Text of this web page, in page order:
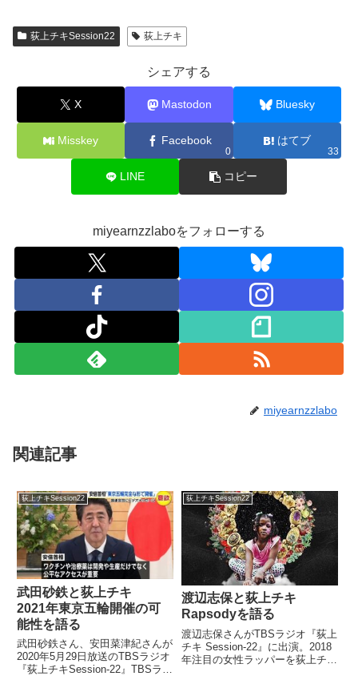
荻上チキSession22 荻上チキ
シェアする
X Mastodon Bluesky
Misskey Facebook
0
はてブ
33
LINE コピー
miyearnzzlaboをフォローする
miyearnzzlabo
関連記事
荻上チキSession22
武田砂鉄と荻上チキ
2021年東京五輪開催の可
能性を語る
武田砂鉄さん、安田菜津紀さんが
2020年5月29日放送のTBSラジオ
『荻上チキSession-22』TBSラジ
荻上チキSession22
渡辺志保と荻上チキ
Rapsodyを語る
渡辺志保さんがTBSラジオ『荻上
チキ Session-22』に出演。2018
年注目の女性ラッパーを荻上チキ